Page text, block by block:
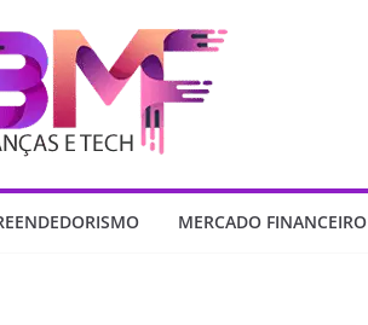
MERCADO FINANCEIRO